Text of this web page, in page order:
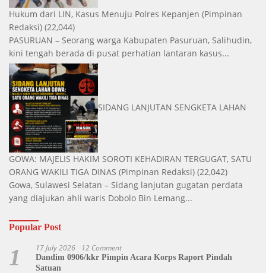
Hukum dari LIN, Kasus Menuju Polres Kepanjen (Pimpinan
Redaksi) (22,044)
PASURUAN – Seorang warga Kabupaten Pasuruan, Salihudin,
kini tengah berada di pusat perhatian lantaran kasus...
SIDANG LANJUTAN SENGKETA LAHAN
GOWA: MAJELIS HAKIM SOROTI KEHADIRAN TERGUGAT, SATU
ORANG WAKILI TIGA DINAS (Pimpinan Redaksi) (22,042)
Gowa, Sulawesi Selatan – Sidang lanjutan gugatan perdata
yang diajukan ahli waris Dobolo Bin Lemang...
Popular Post
1 17 July 2026 12 Comment
Dandim 0906/kkr Pimpin Acara Korps Raport Pindah
Satuan